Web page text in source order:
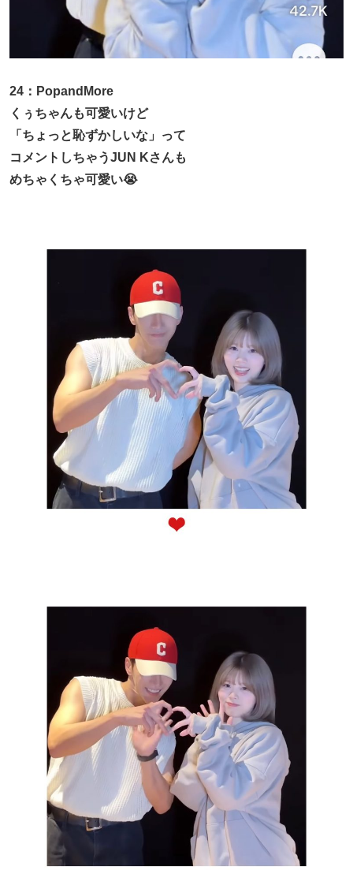
24：PopandMore
くぅちゃんも可愛いけど
「ちょっと恥ずかしいな」って
コメントしちゃうJUN Kさんも
めちゃくちゃ可愛い😭